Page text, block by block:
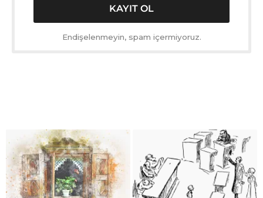
Endişelenmeyin, spam içermiyoruz.